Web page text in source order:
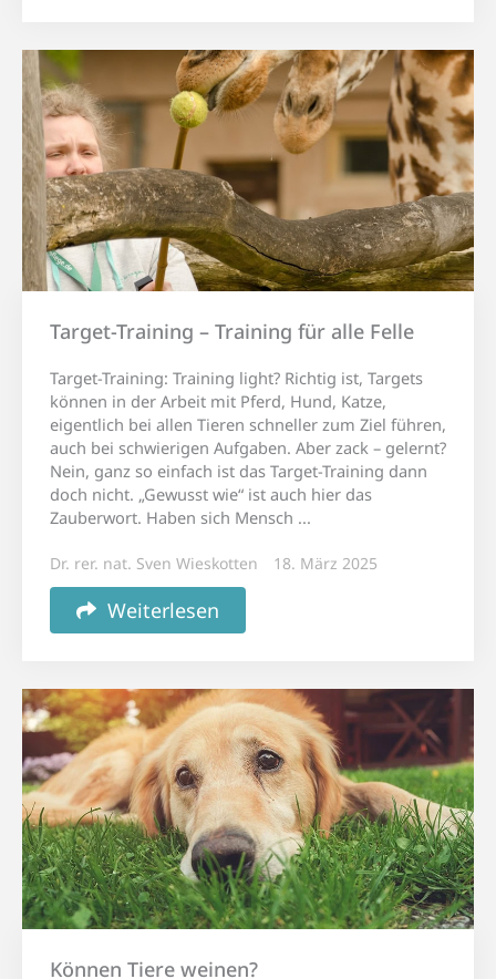
Target-Training – Training für alle Felle
Target-Training: Training light? Richtig ist, Targets
können in der Arbeit mit Pferd, Hund, Katze,
eigentlich bei allen Tieren schneller zum Ziel führen,
auch bei schwierigen Aufgaben. Aber zack – gelernt?
Nein, ganz so einfach ist das Target-Training dann
doch nicht. „Gewusst wie“ ist auch hier das
Zauberwort. Haben sich Mensch ...
Dr. rer. nat. Sven Wieskotten 18. März 2025
Weiterlesen
Können Tiere weinen?